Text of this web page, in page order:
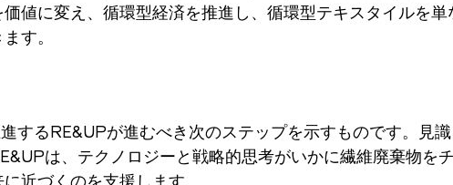
値に変え、循環型経済を推進し、循環型テキスタイルを単
す。
するRE&UPが進むべき次のステップを示すものです。見
は、テクノロジーと戦略的思考がいかに繊維廃棄物を